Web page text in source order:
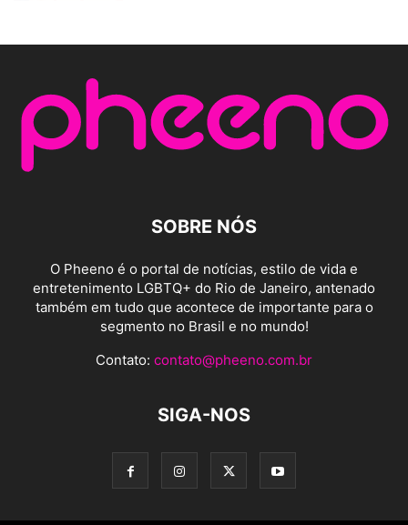
SOBRE NÓS
O Pheeno é o portal de notícias, estilo de vida e
entretenimento LGBTQ+ do Rio de Janeiro, antenado
também em tudo que acontece de importante para o
segmento no Brasil e no mundo!
Contato: contato@pheeno.com.br
SIGA-NOS